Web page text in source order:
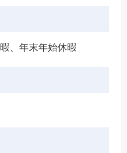
、年末年始休暇